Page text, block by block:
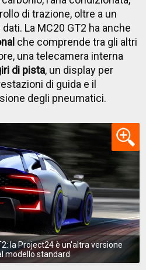
di trazione, oltre a un
La MC20 GT2 ha anche
che comprende tra gli altri
una telecamera interna
di pista, un display per
di guida e il
degli pneumatici.
la Project24 è un'altra versione
modello standard